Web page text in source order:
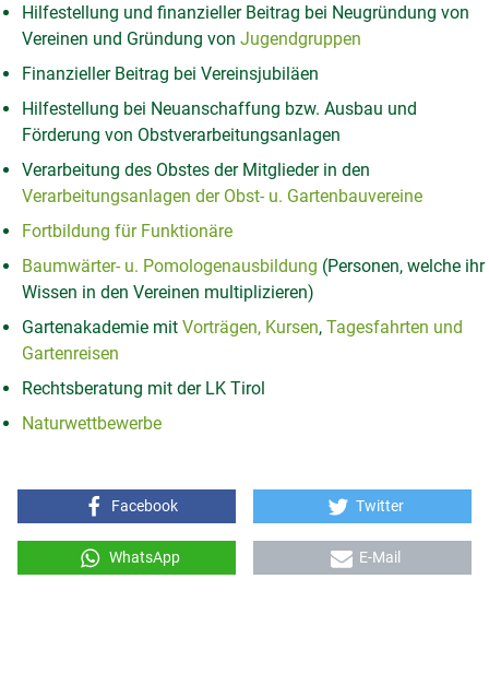
Hilfestellung und finanzieller Beitrag bei Neugründung von
Vereinen und Gründung von Jugendgruppen
Finanzieller Beitrag bei Vereinsjubiläen
Hilfestellung bei Neuanschaffung bzw. Ausbau und
Förderung von Obstverarbeitungsanlagen
Verarbeitung des Obstes der Mitglieder in den
Verarbeitungsanlagen der Obst- u. Gartenbauvereine
Fortbildung für Funktionäre
Baumwärter- u. Pomologenausbildung (Personen, welche ihr
Wissen in den Vereinen multiplizieren)
Gartenakademie mit Vorträgen, Kursen, Tagesfahrten und
Gartenreisen
Rechtsberatung mit der LK Tirol
Naturwettbewerbe
Facebook Twitter
WhatsApp E-Mail